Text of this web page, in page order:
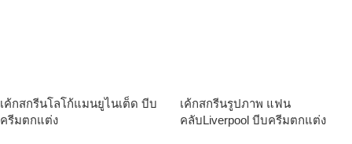
เค้กสกรีนโลโก้แมนยูไนเต็ด บีบ
ครีมตกแต่ง
เค้กสกรีนรูปภาพ แฟน
คลับLiverpool บีบครีมตกแต่ง